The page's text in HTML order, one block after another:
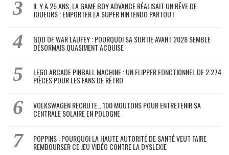
IL Y A 25 ANS, LA GAME BOY ADVANCE RÉALISAIT UN RÊVE DE
JOUEURS : EMPORTER LA SUPER NINTENDO PARTOUT
GOD OF WAR LAUFEY : POURQUOI SA SORTIE AVANT 2028 SEMBLE
DÉSORMAIS QUASIMENT ACQUISE
LEGO ARCADE PINBALL MACHINE : UN FLIPPER FONCTIONNEL DE 2 274
PIÈCES POUR LES FANS DE RÉTRO
VOLKSWAGEN RECRUTE… 100 MOUTONS POUR ENTRETENIR SA
CENTRALE SOLAIRE EN POLOGNE
POPPINS : POURQUOI LA HAUTE AUTORITÉ DE SANTÉ VEUT FAIRE
REMBOURSER CE JEU VIDÉO CONTRE LA DYSLEXIE